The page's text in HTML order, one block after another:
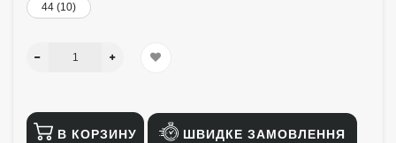
44 (10)
В КОРЗИНУ ШВИДКЕ ЗАМОВЛЕННЯ